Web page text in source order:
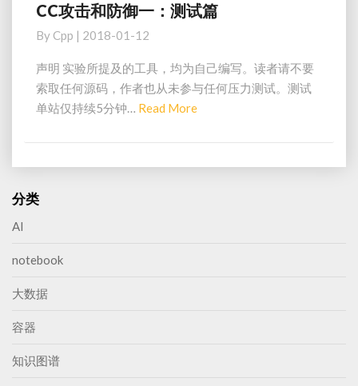
CC
击
和
防
御
一：
篇
CC攻击和防御一：测试篇
By Cpp | 2018-01-12
声明 实验所提及的工具，均为自己编写。读者请不要
索取任何源码，作者也从未参与任何压力测试。测试
单站仅持续5分钟… Read MoreRead
分类
AI
notebook
大数据
容器
知识图谱